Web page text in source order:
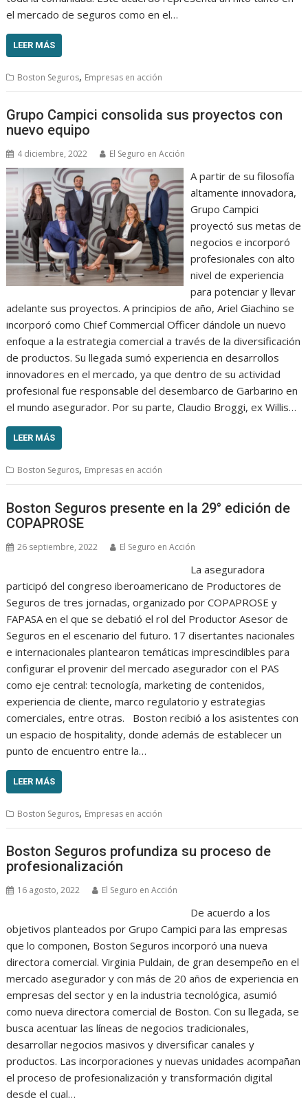
el mercado de seguros como en el…
LEER MÁS
Boston Seguros, Empresas en acción
Grupo Campici consolida sus proyectos con
nuevo equipo
4 diciembre, 2022 El Seguro en Acción
A partir de su filosofía
altamente innovadora,
Grupo Campici
proyectó sus metas de
negocios e incorporó
profesionales con alto
nivel de experiencia
para potenciar y llevar
adelante sus proyectos. A principios de año, Ariel Giachino se
incorporó como Chief Commercial Officer dándole un nuevo
enfoque a la estrategia comercial a través de la diversificación
de productos. Su llegada sumó experiencia en desarrollos
innovadores en el mercado, ya que dentro de su actividad
profesional fue responsable del desembarco de Garbarino en
el mundo asegurador. Por su parte, Claudio Broggi, ex Willis…
LEER MÁS
Boston Seguros, Empresas en acción
Boston Seguros presente en la 29° edición de
COPAPROSE
26 septiembre, 2022 El Seguro en Acción
La aseguradora
participó del congreso iberoamericano de Productores de
Seguros de tres jornadas, organizado por COPAPROSE y
FAPASA en el que se debatió el rol del Productor Asesor de
Seguros en el escenario del futuro. 17 disertantes nacionales
e internacionales plantearon temáticas imprescindibles para
configurar el provenir del mercado asegurador con el PAS
como eje central: tecnología, marketing de contenidos,
experiencia de cliente, marco regulatorio y estrategias
comerciales, entre otras. Boston recibió a los asistentes con
un espacio de hospitality, donde además de establecer un
punto de encuentro entre la…
LEER MÁS
Boston Seguros, Empresas en acción
Boston Seguros profundiza su proceso de
profesionalización
16 agosto, 2022 El Seguro en Acción
De acuerdo a los
objetivos planteados por Grupo Campici para las empresas
que lo componen, Boston Seguros incorporó una nueva
directora comercial. Virginia Puldain, de gran desempeño en el
mercado asegurador y con más de 20 años de experiencia en
empresas del sector y en la industria tecnológica, asumió
como nueva directora comercial de Boston. Con su llegada, se
busca acentuar las líneas de negocios tradicionales,
desarrollar negocios masivos y diversificar canales y
productos. Las incorporaciones y nuevas unidades acompañan
el proceso de profesionalización y transformación digital
desde el cual…